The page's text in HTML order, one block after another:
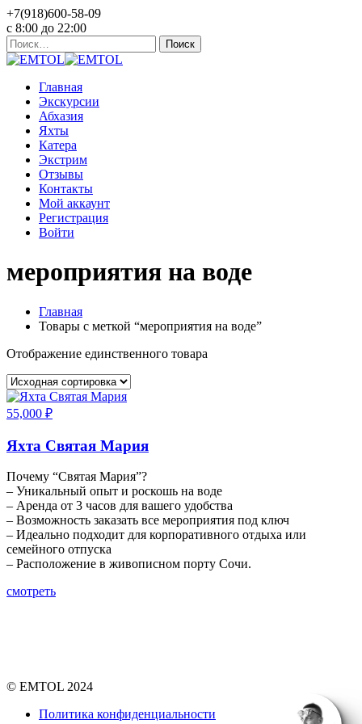
+7(918)600-58-09
c 8:00 до 22:00
Найти:
Главная
Экскурсии
Абхазия
Яхты
Катера
Экстрим
Отзывы
Контакты
Мой аккаунт
Регистрация
Войти
мероприятия на воде
Главная
Товары с меткой “мероприятия на воде”
Отображение единственного товара
55,000 ₽
Яхта Святая Мария
Почему “Святая Мария”?
– Уникальный опыт и роскошь на воде
– Аренда от 3 часов для вашего удобства
– Возможность заказать все мероприятия под ключ
– Идеально подходит для корпоративного отдыха или
семейного отпуска
– Расположение в живописном порту Сочи.
смотреть
© EMTOL 2024
Политика конфиденциальности